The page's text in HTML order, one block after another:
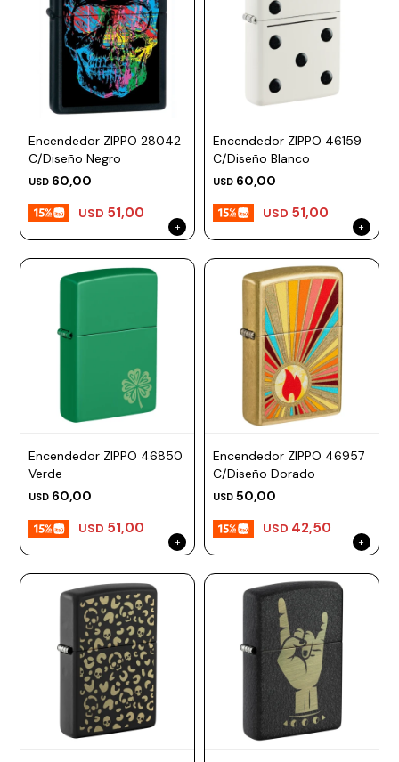
Encendedor ZIPPO 28042
C/Diseño Negro
USD 60,00
USD 51,00
Encendedor ZIPPO 46159
C/Diseño Blanco
USD 60,00
USD 51,00
Encendedor ZIPPO 46850
Verde
USD 60,00
USD 51,00
Encendedor ZIPPO 46957
C/Diseño Dorado
USD 50,00
USD 42,50